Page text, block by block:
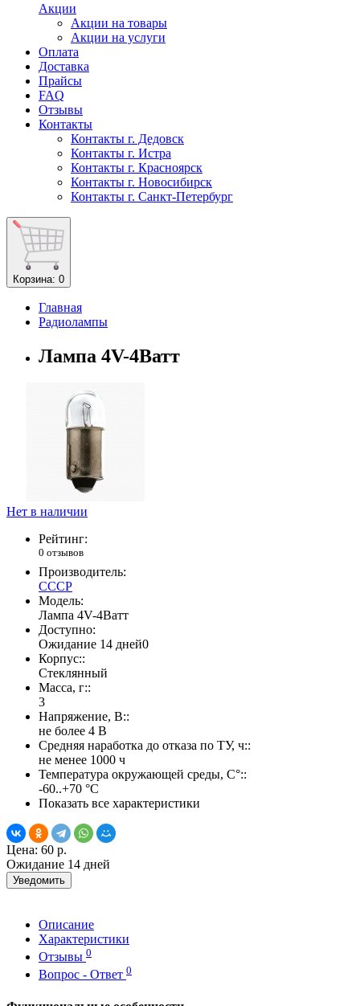
Акции
Акции на товары
Акции на услуги
Оплата
Доставка
Прайсы
FAQ
Отзывы
Контакты
Контакты г. Дедовск
Контакты г. Истра
Контакты г. Красноярск
Контакты г. Новосибирск
Контакты г. Санкт-Петербург
Корзина: 0
Главная
Радиолампы
Лампа 4V-4Ватт
Нет в наличии
Рейтинг:
0 отзывов
Производитель:
СССР
Модель:
Лампа 4V-4Ватт
Доступно:
Ожидание 14 дней0
Корпус::
Стеклянный
Масса, г::
3
Напряжение, В::
не более 4 В
Средняя наработка до отказа по ТУ, ч::
не менее 1000 ч
Температура окружающей среды, С°::
-60..+70 °С
Показать все характеристики
Цена: 60 р.
Ожидание 14 дней
Уведомить
Описание
Характеристики
Отзывы 0
Вопрос - Ответ 0